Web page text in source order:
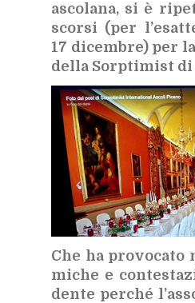
asco­la­na, si è
scor­si (per
17 di­cem­bre) per
del­la Sorp­ti­mi­st di
Che ha
mi­che e
den­te per­ché